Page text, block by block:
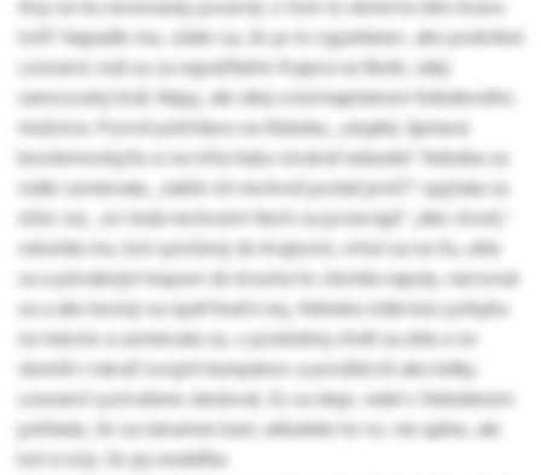
Roy na ňu neveriacky pozeral, o čom to dočerta táto krava
točí? Napadlo mu, zdalo sa, že je to vypatlanec, ako podotkol
Leonard, mal sa za najväčšieho frajera na škole, taký
samozvaný kráľ, hlúpy, ale silný a bol kapitánom futbalového
mužstva. Pozrel pohŕdavo na Rebeku, „nejaká, špinavá
bezdomovkyňa si na mňa hubu otvárať nebude!“ Rebeka sa
stále usmievala, „takže ich nechceš poslať preč?“ opýtala sa
ešte raz, „to teda nechcem! Nech sa pozerajú!“ „Ako chceš,“
odvetila mu, bol vytočený do krajnosti, vrhol sa na ňu, uhla
sa a pôvabným kopom do brucha ho zlomila napoly, narovnal
sa a ako besný sa opäť hnal k nej, Rebeka stála bez pohybu
na mieste a usmievala sa, v poslednej chvíli sa uhla a on
skončil v náručí svojich kumpánov a pováľal ich ako kolky.
Leonard vystrašene sledoval, čo sa deje, videl v Rebekinom
pohľade, že sa náramne baví, ukľudnilo ho to, nie úplne, ale
bol si istý, že jej neublížia.